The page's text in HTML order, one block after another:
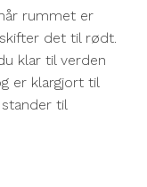
rummet er
det til rødt.
klar til verden
er klargjort til
til